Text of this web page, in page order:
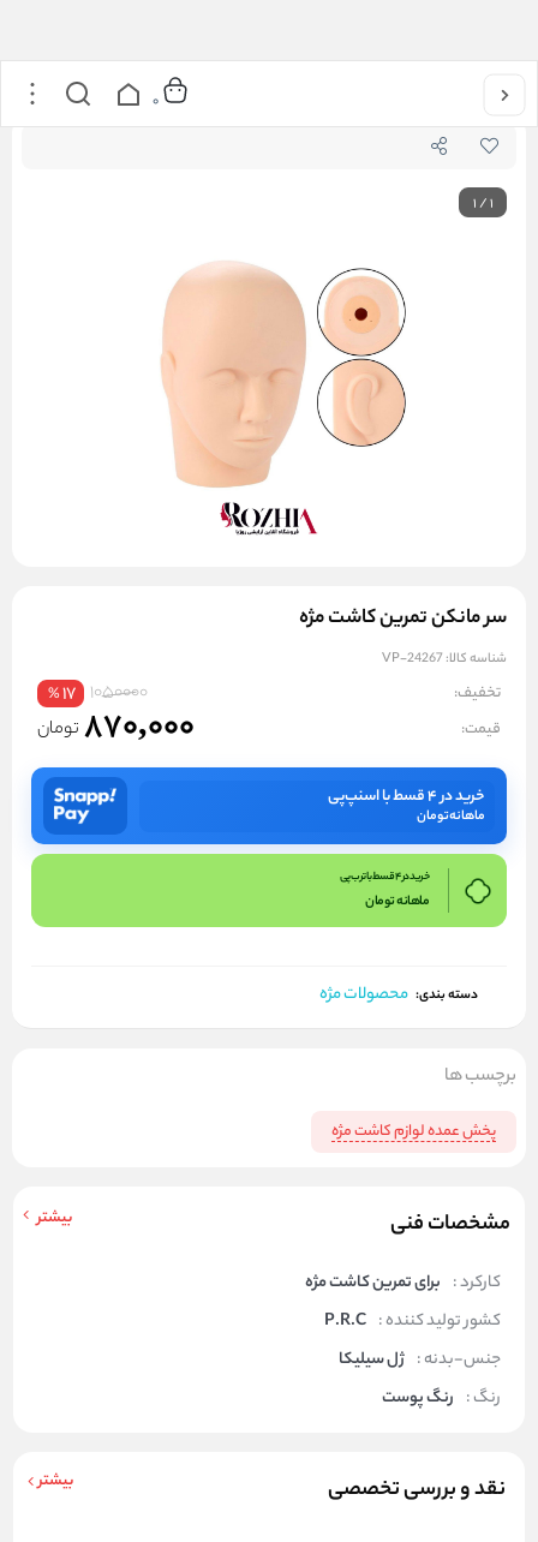
خانه 0
1/1
سر مانکن تمرین کاشت مژه
شناسه کالا: VP-24267
تخفیف: 1050000
17
%
قیمت: 870,000 تومان
خرید در ۴ قسط با اسنپ‌پی
ماهانهتومان
خرید در 4 قسط با ترب پی
ماهانهتومان
دسته بندی: محصولات مژه
مشخصات فنی بیشتر
کارکرد : برای تمرین کاشت مژه
کشور تولید کننده : P.R.C
جنس-بدنه : ژل سیلیکا
رنگ : رنگ پوست
نقد و بررسی تخصصی بیشتر
برچسب ها
پخش عمده لوازم کاشت مژه